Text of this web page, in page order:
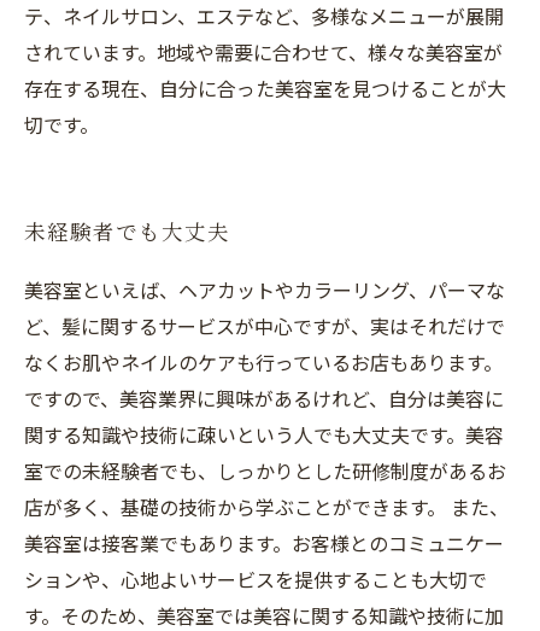
テ、ネイルサロン、エステなど、多様なメニューが展開
されています。地域や需要に合わせて、様々な美容室が
存在する現在、自分に合った美容室を見つけることが大
切です。
未経験者でも大丈夫
美容室といえば、ヘアカットやカラーリング、パーマな
ど、髪に関するサービスが中心ですが、実はそれだけで
なくお肌やネイルのケアも行っているお店もあります。
ですので、美容業界に興味があるけれど、自分は美容に
関する知識や技術に疎いという人でも大丈夫です。美容
室での未経験者でも、しっかりとした研修制度があるお
店が多く、基礎の技術から学ぶことができます。 また、
美容室は接客業でもあります。お客様とのコミュニケー
ションや、心地よいサービスを提供することも大切で
す。そのため、美容室では美容に関する知識や技術に加